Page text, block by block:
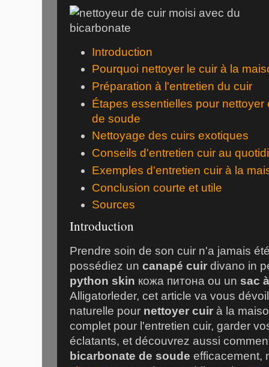
Introduction
Pourquoi nettoyer le cuir à la
Préparation à l'entretien du cuir
Étapes essentielles pour nettoyer
de soude
Nettoyage des cuirs exotiques
Conseils d'entretien cuir au
Exemples d'entretien cuir à la
Conclusion courte et utile
Sources
Introduction
Prendre soin de son cuir n'a jamais
possédiez un canapé cuir divano in
python skin кожа питона ou un sac
Alligatorleder, cet article va vous
naturelle pour nettoyer cuir à la
complet pour l'entretien cuir, garder
éclatants, et découvrez aussi
bicarbonate de soude efficacement,